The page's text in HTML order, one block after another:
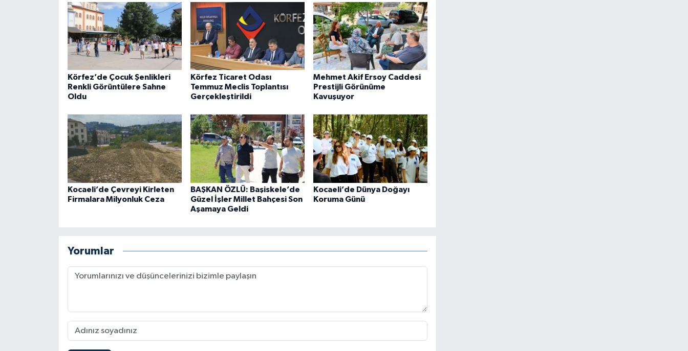
Körfez’de Çocuk Şenlikleri
Renkli Görüntülere Sahne
Oldu
Körfez Ticaret Odası
Temmuz Meclis Toplantısı
Gerçekleştirildi
Mehmet Akif Ersoy Caddesi
Prestijli Görünüme
Kavuşuyor
Kocaeli’de Çevreyi Kirleten
Firmalara Milyonluk Ceza
BAŞKAN ÖZLÜ: Başiskele’de
Güzel İşler Millet Bahçesi Son
Aşamaya Geldi
Kocaeli’de Dünya Doğayı
Koruma Günü
Yorumlar